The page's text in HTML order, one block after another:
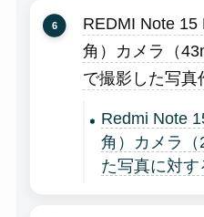
REDMI Note 15
角）カメラ（
で撮影した写真
Redmi Note
角）カメラ（
た写真に対